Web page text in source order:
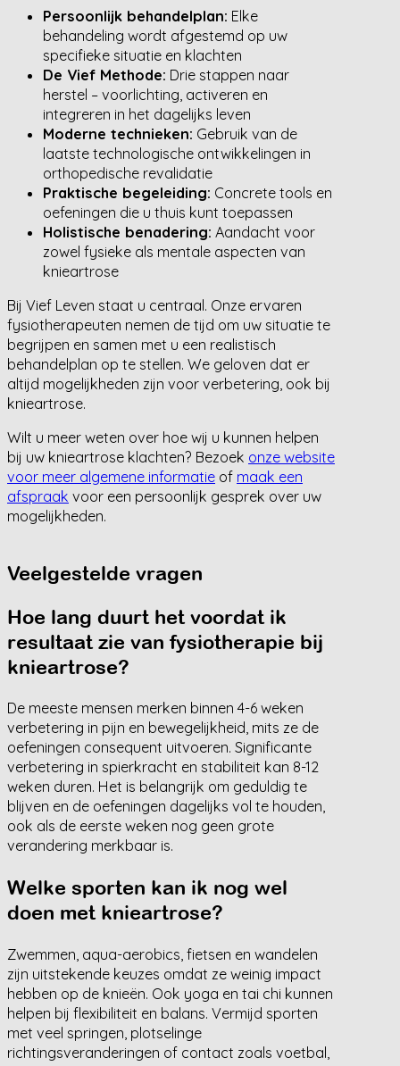
Persoonlijk behandelplan: Elke
behandeling wordt afgestemd op uw
specifieke situatie en klachten
De Vief Methode: Drie stappen naar
herstel – voorlichting, activeren en
integreren in het dagelijks leven
Moderne technieken: Gebruik van de
laatste technologische ontwikkelingen in
orthopedische revalidatie
Praktische begeleiding: Concrete tools en
oefeningen die u thuis kunt toepassen
Holistische benadering: Aandacht voor
zowel fysieke als mentale aspecten van
knieartrose
Bij Vief Leven staat u centraal. Onze ervaren
fysiotherapeuten nemen de tijd om uw situatie te
begrijpen en samen met u een realistisch
behandelplan op te stellen. We geloven dat er
altijd mogelijkheden zijn voor verbetering, ook bij
knieartrose.
Wilt u meer weten over hoe wij u kunnen helpen
bij uw knieartrose klachten? Bezoek onze website
voor meer algemene informatie of maak een
afspraak voor een persoonlijk gesprek over uw
mogelijkheden.
Veelgestelde vragen
Hoe lang duurt het voordat ik
resultaat zie van fysiotherapie bij
knieartrose?
De meeste mensen merken binnen 4-6 weken
verbetering in pijn en bewegelijkheid, mits ze de
oefeningen consequent uitvoeren. Significante
verbetering in spierkracht en stabiliteit kan 8-12
weken duren. Het is belangrijk om geduldig te
blijven en de oefeningen dagelijks vol te houden,
ook als de eerste weken nog geen grote
verandering merkbaar is.
Welke sporten kan ik nog wel
doen met knieartrose?
Zwemmen, aqua-aerobics, fietsen en wandelen
zijn uitstekende keuzes omdat ze weinig impact
hebben op de knieën. Ook yoga en tai chi kunnen
helpen bij flexibiliteit en balans. Vermijd sporten
met veel springen, plotselinge
richtingsveranderingen of contact zoals voetbal,